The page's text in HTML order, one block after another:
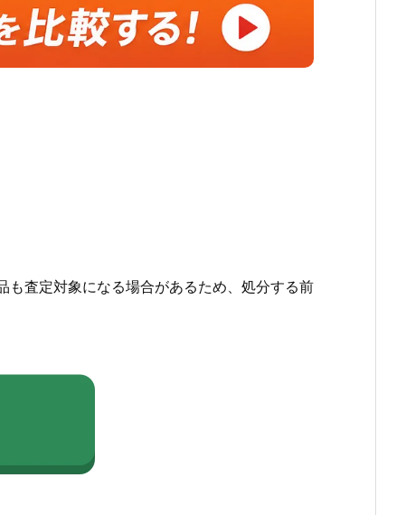
査定対象になる場合があるため、処分する前